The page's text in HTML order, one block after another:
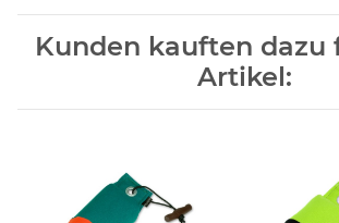
Kunden kauften dazu
Artikel: